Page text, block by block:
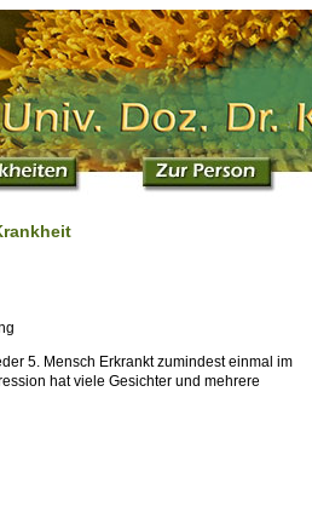
5. Mensch Erkrankt zumindest einmal im
hat viele Gesichter und mehrere